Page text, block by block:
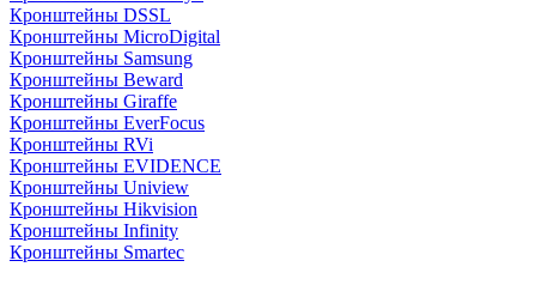
Кронштейны DSSL
Кронштейны MicroDigital
Кронштейны Samsung
Кронштейны Beward
Кронштейны Giraffe
Кронштейны EverFocus
Кронштейны RVi
Кронштейны EVIDENCE
Кронштейны Uniview
Кронштейны Hikvision
Кронштейны Infinity
Кронштейны Smartec